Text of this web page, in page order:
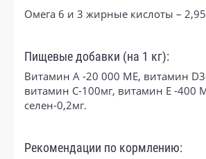
Омега 6 и 3 жирные кислоты –
Пищевые добавки (на 1 кг):
Витамин А -20 000 МЕ, витамин
витамин С-100мг, витамин Е -400
селен-0,2мг.
Рекомендации по кормлению: